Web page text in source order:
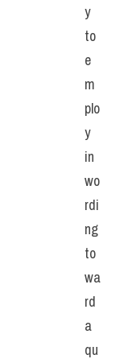
y
to
e
m
plo
y
in
wo
rdi
ng
to
wa
rd
a
qu